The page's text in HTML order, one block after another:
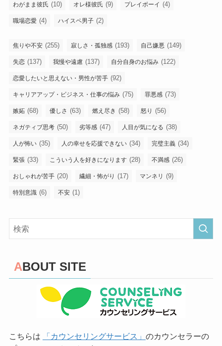
わがまま彼氏 (10) オレ様彼氏 (9) プレイボーイ (4)
職場恋愛 (4) ハイスペ男子 (2)
焦りや不安 (255) 寂しさ・孤独感 (193) 自己嫌悪 (149)
失恋 (137) 我慢や遠慮 (137) 自分自身のお悩み (122)
恋愛したいと思えない・男性が苦手 (92)
キャリアアップ・ビジネス・仕事の悩み (75) 罪悪感 (73)
嫉妬 (68) 優しさ (63) 燃え尽き (58) 怒り (56)
ネガティブ思考 (50) 劣等感 (47) 人目が気になる (38)
人が怖い (35) 人の幸せを応援できない (34) 完璧主義 (34)
緊張 (33) こういう人を好きになります (28) 不満感 (26)
おしゃれが苦手 (20) 繊細・怖がり (17) マンネリ (9)
特別意識 (6) 不安 (1)
ABOUT SITE
こちらは 「カウンセリングサービス」 のカウンセラーの